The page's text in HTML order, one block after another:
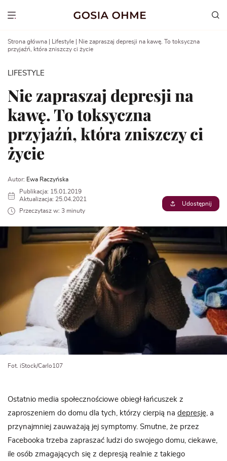
Show menu
Strona główna Lifestyle
Nie zapraszaj depresji na kawę. To toksyczna
przyjaźń, która zniszczy ci życie
LIFESTYLE
Nie zapraszaj depresji na
kawę. To toksyczna
przyjaźń, która zniszczy ci
życie
Autor: Ewa Raczyńska
Publikacja: 15.01.2019
Aktualizacja: 25.04.2021
Przeczytasz w: 3 minuty
Udostępnij
Fot. iStock/Carlo107
Ostatnio media społecznościowe obiegł łańcuszek z
zaproszeniem do domu dla tych, którzy cierpią na depresję , a
przynajmniej zauważają jej symptomy. Smutne, że przez
Facebooka trzeba zapraszać ludzi do swojego domu, ciekawe,
ile osób zmagających się z depresją realnie z takiego